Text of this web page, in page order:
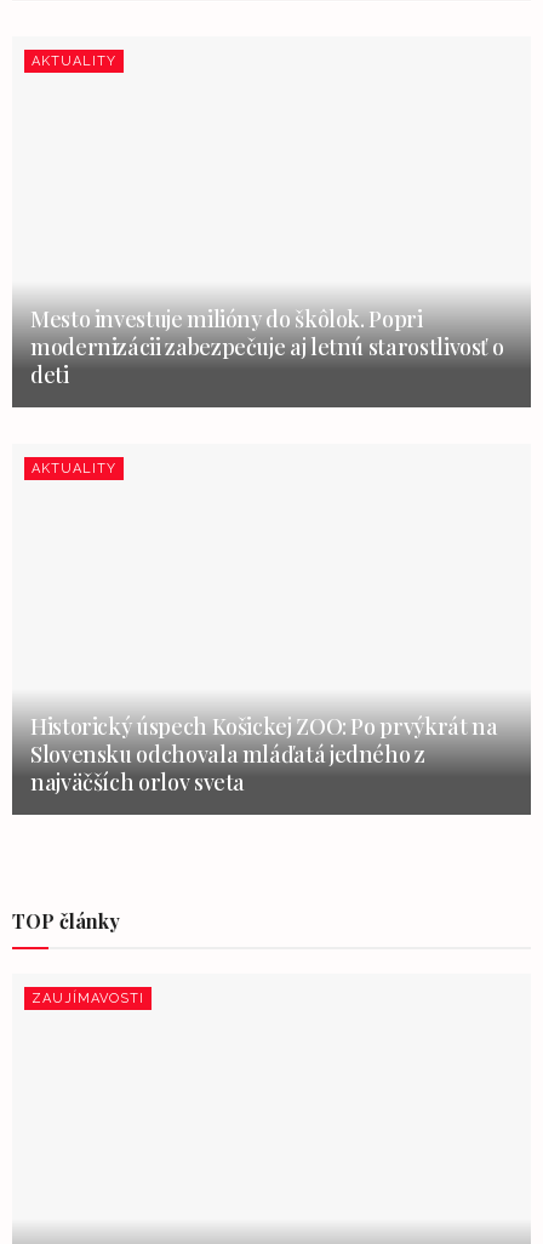
AKTUALITY
Mesto investuje milióny do škôlok. Popri
modernizácii zabezpečuje aj letnú starostlivosť o
deti
AKTUALITY
Historický úspech Košickej ZOO: Po prvýkrát na
Slovensku odchovala mláďatá jedného z
najväčších orlov sveta
TOP články
ZAUJÍMAVOSTI